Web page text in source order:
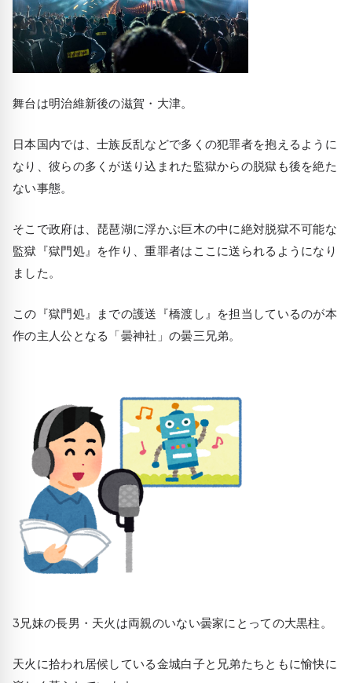
舞台は明治維新後の滋賀・大津。
日本国内では、士族反乱などで多くの犯罪者を抱えるように
なり、彼らの多くが送り込まれた監獄からの脱獄も後を絶た
ない事態。
そこで政府は、琵琶湖に浮かぶ巨木の中に絶対脱獄不可能な
監獄『獄門処』を作り、重罪者はここに送られるようになり
ました。
この『獄門処』までの護送『橋渡し』を担当しているのが本
作の主人公となる「曇神社」の曇三兄弟。
3兄妹の長男・天火は両親のいない曇家にとっての大黒柱。
天火に拾われ居候している金城白子と兄弟たちともに愉快に